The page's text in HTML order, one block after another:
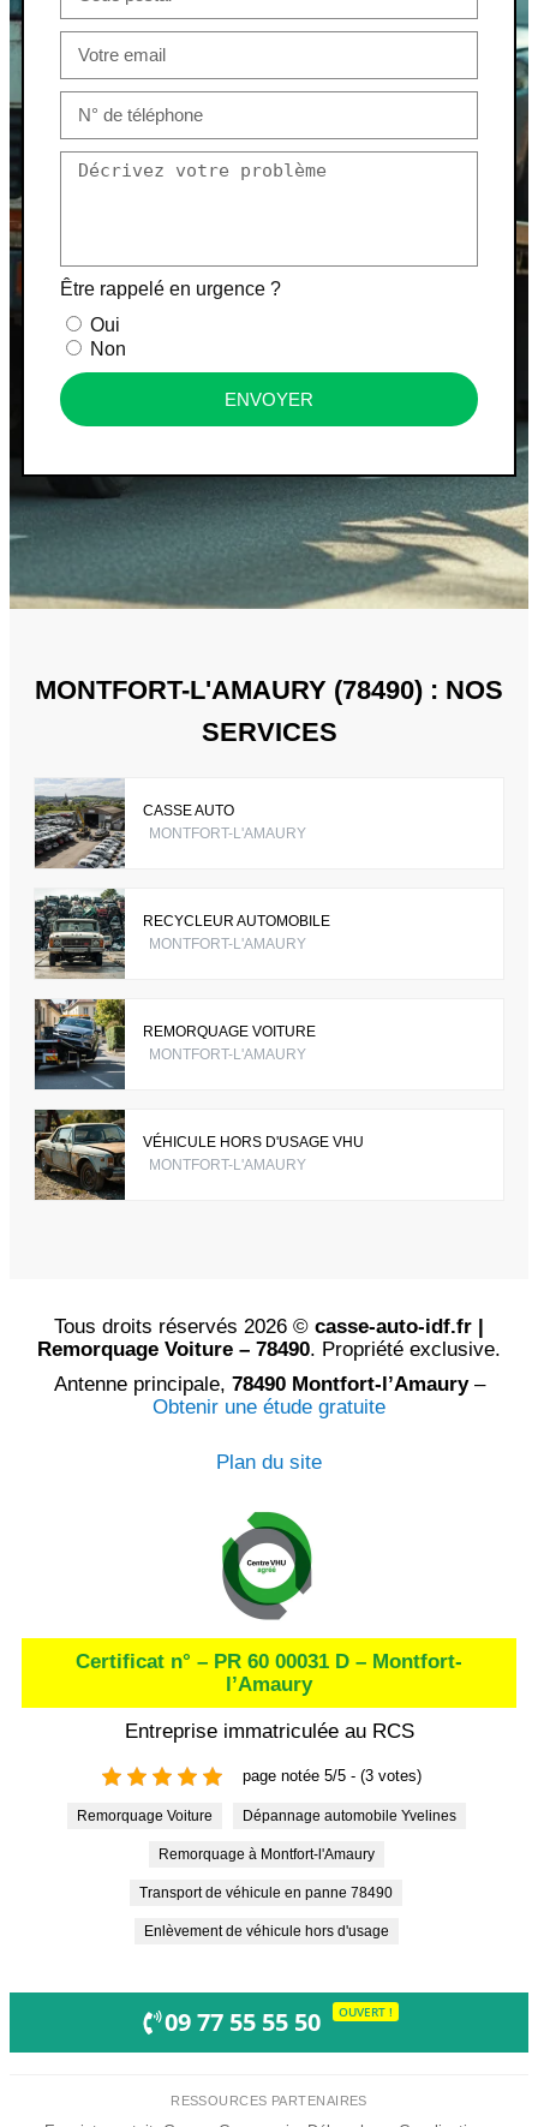
Être rappelé en urgence ?
Oui
Non
ENVOYER
MONTFORT-L'AMAURY (78490) : NOS
SERVICES
CASSE AUTO
MONTFORT-L'AMAURY
RECYCLEUR AUTOMOBILE
MONTFORT-L'AMAURY
REMORQUAGE VOITURE
MONTFORT-L'AMAURY
VÉHICULE HORS D'USAGE VHU
MONTFORT-L'AMAURY
Tous droits réservés 2026 © casse-auto-idf.fr |
Remorquage Voiture – 78490. Propriété exclusive.
Antenne principale, 78490 Montfort-l’Amaury–
Obtenir une étude gratuite
Plan du site
Certificat n° – PR 60 00031 D – Montfort-
l’Amaury
Entreprise immatriculée au RCS
page notée 5/5 - (3 votes)
Remorquage Voiture Dépannage automobile Yvelines
Remorquage à Montfort-l'Amaury
Transport de véhicule en panne 78490
Enlèvement de véhicule hors d'usage
09 77 55 55 50 OUVERT !
RESSOURCES PARTENAIRES